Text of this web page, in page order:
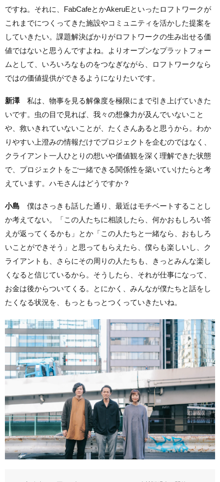
ですね。それに、FabCafeとかAkeruEといったロフトワークが
これまでにつくってきた施設やコミュニティを活かした提案を
していきたい。課題解決ばかりがロフトワークの生み出せる価
値ではないと思うんですよね。よりオープンなプラットフォー
ムとして、いろいろなものをつなぎながら、ロフトワークなら
ではの価値提供ができるようになりたいです。
新澤私は、物事を見る解像度を極限にまで引き上げていきた
いです。虫の目で見れば、我々の想像力が及んでいないこと
や、救いきれていないことが、たくさんあると思うから。わか
りやすい上澄みの情報だけでプロジェクトを企むのではなく、
クライアント一人ひとりの想いや価値観を深く理解できた状態
で、プロジェクトをご一緒できる関係性を築いていけたらと考
えています。ハモさんはどうですか？
小島 僕はさっきも話した通り、最近はモチベートすることし
か考えてない。「この人たちに相談したら、何かおもしろい答
えが返ってくるかも」とか「この人たちと一緒なら、おもしろ
いことができそう」と思ってもらえたら、僕らも楽しいし、ク
ライアントも、さらにその周りの人たちも、きっとみんな楽し
くなると信じているから。そうしたら、それが仕事になって、
お金は後からついてくる。とにかく、みんなが僕たちと話をし
たくなる状況を、もっともっとつくっていきたいね。